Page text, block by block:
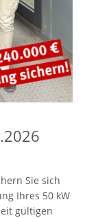
Sie sich
Ihres 50 kW
gültigen